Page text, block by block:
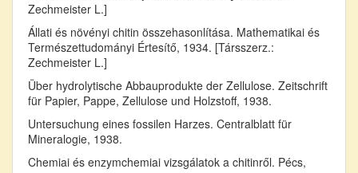
Zechmeister L.]
Állati és növényi chitin összehasonlítása. Mathematikai és
Természettudományi Értesítő, 1934. [Társszerz.:
Zechmeister L.]
Über hydrolytische Abbauprodukte der Zellulose. Zeitschrift
für Papier, Pappe, Zellulose und Holzstoff, 1938.
Untersuchung eines fossilen Harzes. Centralblatt für
Mineralogie, 1938.
Chemiai és enzymchemiai vizsgálatok a chitinről. Pécs,